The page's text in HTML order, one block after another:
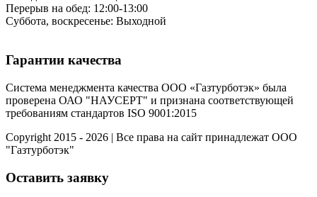
Перерыв на обед: 12:00-13:00
Суббота, воскресенье: Выходной
Гарантии качества
Система менеджмента качества ООО «Газтурботэк» была
проверена ОАО "НАУСЕРТ" и признана соответствующей
требованиям стандартов ISO 9001:2015
Copyright 2015 - 2026 | Все права на сайт принадлежат ООО
"Газтурботэк"
Оставить заявку